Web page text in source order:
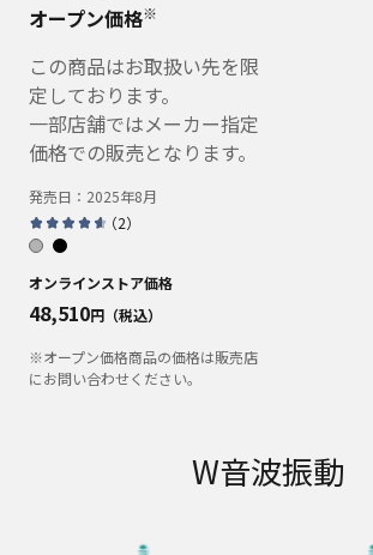
オープン価格※
この商品はお取扱い先を限
定しております。
一部店舗ではメーカー指定
価格での販売となります。
発売日： 2025年8月
（2）
オンラインストア価格
48,510円（税込）
※オープン価格商品の価格は販売店
にお問い合わせください。
W音波振動